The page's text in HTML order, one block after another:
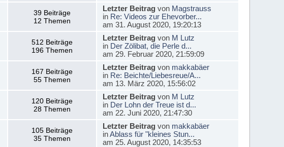
39 Beiträge
12 Themen
Letzter Beitragvon Magstrauss
in Re: Videos zur Ehevorber...
am 31. August 2020, 19:20:13
512 Beiträge
196 Themen
Letzter Beitragvon M Lutz
in Der Zölibat, die Perle d...
am 29. Februar 2020, 21:59:09
167 Beiträge
55 Themen
Letzter Beitragvon makkabäer
in Re: Beichte/Liebesreue/A...
am 13. März 2020, 15:56:02
120 Beiträge
28 Themen
Letzter Beitragvon M Lutz
in Der Lohn der Treue ist d...
am 22. Juni 2020, 21:47:30
105 Beiträge
35 Themen
Letzter Beitragvon makkabäer
inAblass für "kleines Stun...
am 25. August 2020, 14:35:53